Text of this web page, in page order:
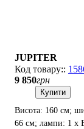
JUPITER
9 850грн
Купити
Висота: 160 см;
66 см; лампи: 1 х